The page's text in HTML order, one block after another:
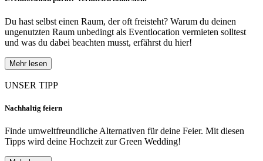
Du hast selbst einen Raum, der oft freisteht? Warum du deinen
ungenutzten Raum unbedingt als Eventlocation vermieten solltest
und was du dabei beachten musst, erfährst du hier!
Mehr lesen
UNSER TIPP
Nachhaltig feiern
Finde umweltfreundliche Alternativen für deine Feier. Mit diesen
Tipps wird deine Hochzeit zur Green Wedding!